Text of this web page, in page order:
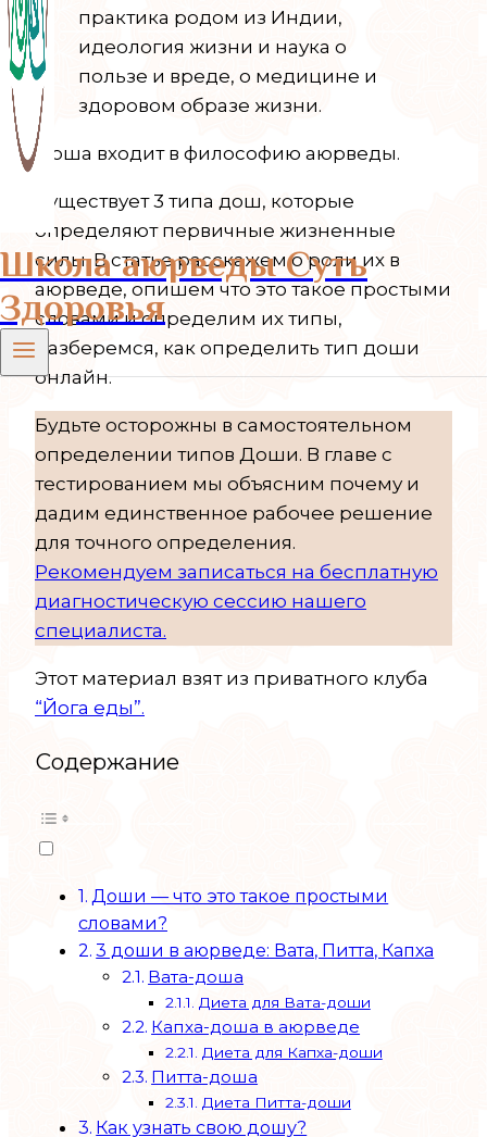
Школа аюрведы Суть
Здоровья
практика родом из Индии,
идеология жизни и наука о
пользе и вреде, о медицине и
здоровом образе жизни.
Доша входит в философию аюрведы.
Существует 3 типа дош, которые
определяют первичные жизненные
силы. В статье расскажем о роли их в
аюрведе, опишем что это такое простыми
словами и определим их типы,
разберемся, как определить тип доши
онлайн.
Будьте осторожны в самостоятельном
определении типов Доши. В главе с
тестированием мы объясним почему и
дадим единственное рабочее решение
для точного определения.
Рекомендуем записаться на бесплатную
диагностическую сессию нашего
специалиста.
Этот материал взят из приватного клуба
“Йога еды”.
Содержание
Доши — что это такое простыми
словами?
3 доши в аюрведе: Вата, Питта, Капха
Вата-доша
Диета для Вата-доши
Капха-доша в аюрведе
Диета для Капха-доши
Питта-доша
Диета Питта-доши
Как узнать свою дошу?